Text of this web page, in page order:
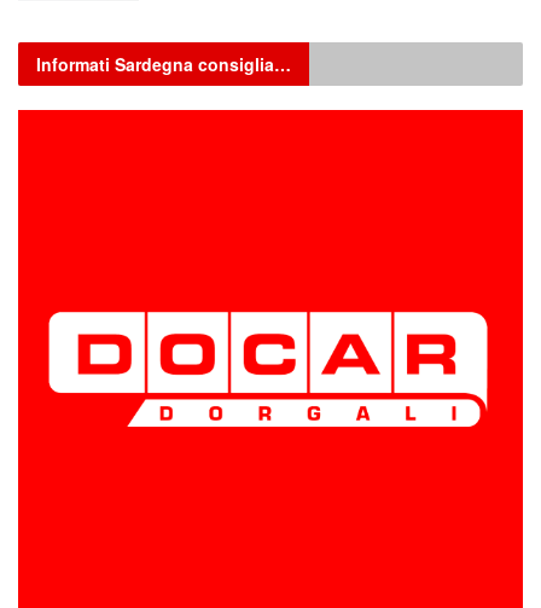
Informati Sardegna consiglia…